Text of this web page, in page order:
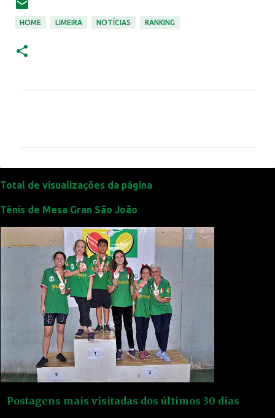
HOME LIMEIRA NOTÍCIAS RANKING
e
n
t
r
i
Total de visualizações da página
Tênis de Mesa Gran São João
Postagens mais visitadas dos últimos 30 dias